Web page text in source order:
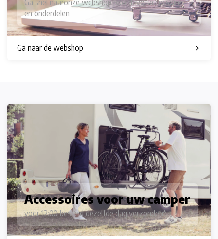
Ga snel naaronze webshop boordevol accessoires
en onderdelen
Ga naar de webshop
Accessoires voor uw camper
voor 12:00 besteld dezelfde dag verzonden*